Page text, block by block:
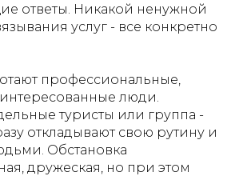
ответы. Никакой ненужной
услуг - все конкретно
профессиональные,
люди.
туристы или группа -
откладывают свою рутину и
Обстановка
дружеская, но при этом